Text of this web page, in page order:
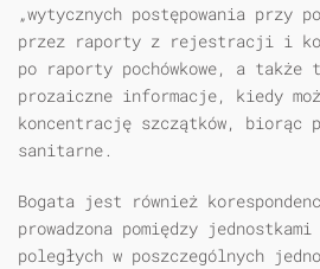
„wytycznych postępowania przy
przez raporty z rejestracji i
po raporty pochówkowe, a także
prozaiczne informacje, kiedy
koncentrację szczątków, biorąc
sanitarne.
Bogata jest również
prowadzona pomiędzy
poległych w poszczególnych